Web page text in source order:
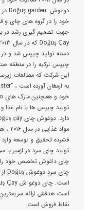
خود را در گروه های چای و
جهت تصمیم گیری رشد در
چیپس ترکیه را در منطقه
این شرکت که مطالعات
چای داغوش تخصص خود را
است هدفش ارائه
نقاط فروش است.